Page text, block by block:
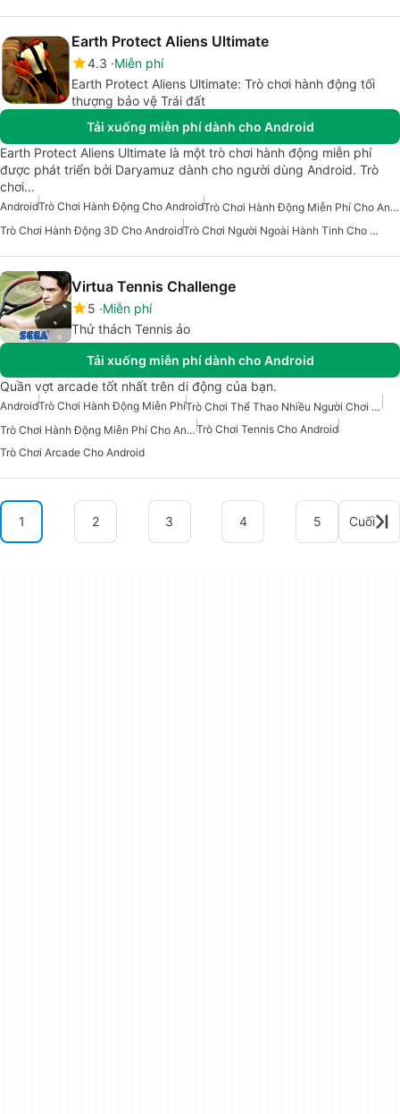
Earth Protect Aliens Ultimate
4.3 Miễn phí
Earth Protect Aliens Ultimate: Trò chơi hành động tối
thượng bảo vệ Trái đất
Tải xuống miễn phí dành cho Android
Earth Protect Aliens Ultimate là một trò chơi hành động miễn phí
được phát triển bởi Daryamuz dành cho người dùng Android. Trò
chơi…
AndroidTrò Chơi Hành Động Cho Android
Trò Chơi Hành Động Miễn Phí Cho Android
Trò Chơi Hành Động 3D Cho Android
Trò Chơi Người Ngoài Hành Tinh Cho Android
Virtua Tennis Challenge
5 Miễn phí
Thử thách Tennis ảo
Tải xuống miễn phí dành cho Android
Quần vợt arcade tốt nhất trên di động của bạn.
AndroidTrò Chơi Hành Động Miễn Phí
Trò Chơi Thể Thao Nhiều Người Chơi Cho Android
Trò Chơi Hành Động Miễn Phí Cho AndroidTrò Chơi Tennis Cho Android
Trò Chơi Arcade Cho Android
1 2 3 4 5 Cuối